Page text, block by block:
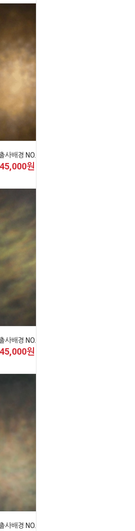
사배경 NO.42
원
사배경 NO.27
원
사배경 NO.50